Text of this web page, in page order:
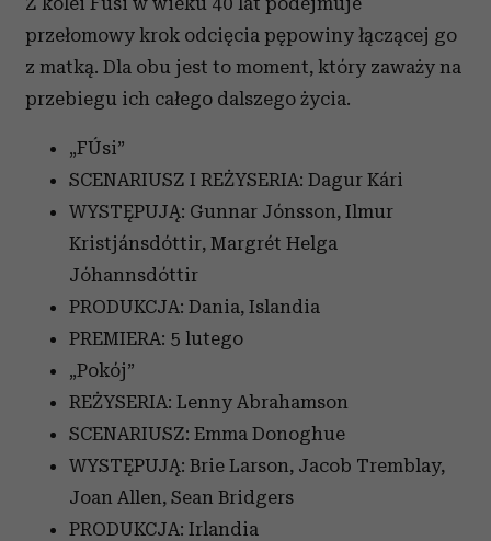
przełomowy krok odcięcia pępowiny łączącej go
z matką. Dla obu jest to moment, który zaważy na
przebiegu ich całego dalszego życia.
„FÚsi”
SCENARIUSZ I REŻYSERIA: Dagur Kári
WYSTĘPUJĄ: Gunnar Jónsson, Ilmur
Kristjánsdóttir, Margrét Helga
Jóhannsdóttir
PRODUKCJA: Dania, Islandia
PREMIERA: 5 lutego
„Pokój”
REŻYSERIA: Lenny Abrahamson
SCENARIUSZ: Emma Donoghue
WYSTĘPUJĄ: Brie Larson, Jacob Tremblay,
Joan Allen, Sean Bridgers
PRODUKCJA: Irlandia